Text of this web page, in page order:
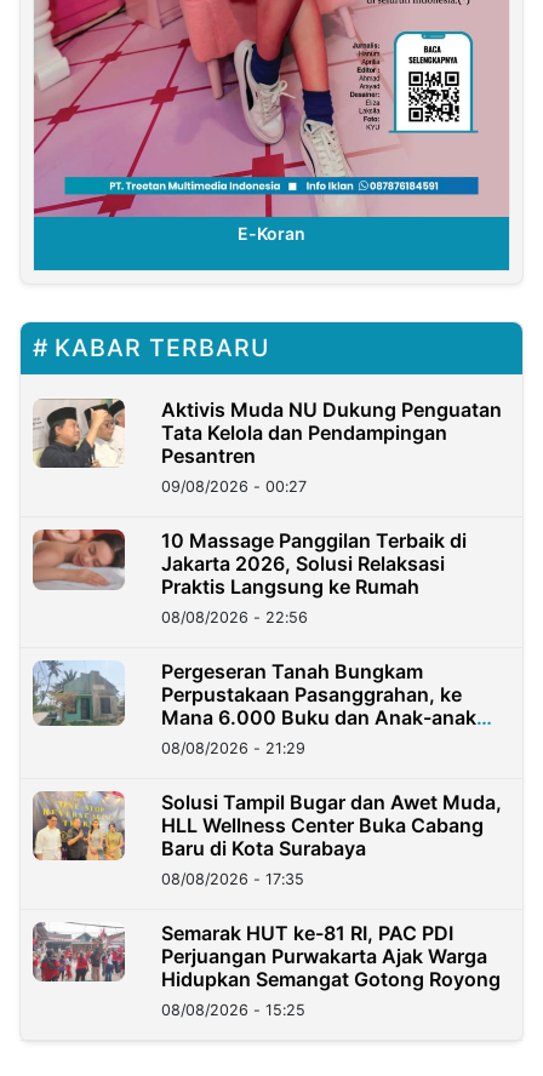
E-Koran
KABAR TERBARU
Aktivis Muda NU Dukung Penguatan
Tata Kelola dan Pendampingan
Pesantren
09/08/2026 - 00:27
10 Massage Panggilan Terbaik di
Jakarta 2026, Solusi Relaksasi
Praktis Langsung ke Rumah
08/08/2026 - 22:56
Pergeseran Tanah Bungkam
Perpustakaan Pasanggrahan, ke
Mana 6.000 Buku dan Anak-anak
Kini?
08/08/2026 - 21:29
Solusi Tampil Bugar dan Awet Muda,
HLL Wellness Center Buka Cabang
Baru di Kota Surabaya
08/08/2026 - 17:35
Semarak HUT ke-81 RI, PAC PDI
Perjuangan Purwakarta Ajak Warga
Hidupkan Semangat Gotong Royong
08/08/2026 - 15:25